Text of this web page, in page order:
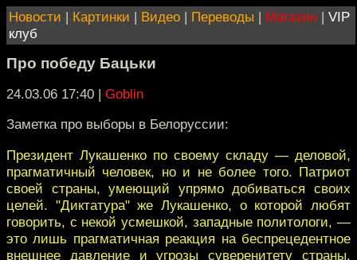
Новости | Картинки | Видео | Переводы | Магазин | VIP
клуб
Про победу Бацьки
24.03.06 17:40 | Goblin
Заметка про выборы в Белоруссии:
Президент Лукашенко по своему складу — деловой,
прагматичный человек, но и не более того. Патриот
своей страны, умеющий упрямо добиваться своих
целей. "Диктатура" же Лукашенко, о которой любят
говорить, с некой усмешкой, западные политологи, —
это лишь прагматичная реакция на беспрецедентное
внешнее давление и угрозы суверенитету страны.